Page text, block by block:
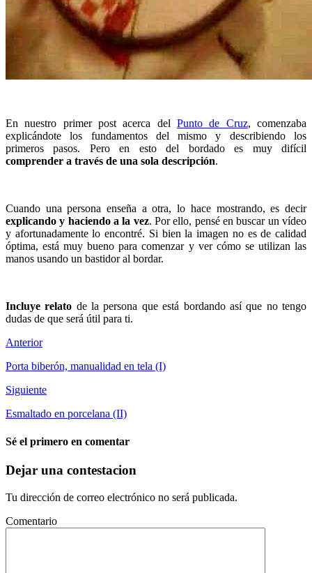
En nuestro primer post acerca del Punto de Cruz, comenzaba
explicándote los fundamentos del mismo y describiendo los
primeros pasos. Pero en esto del bordado es muy difícil
comprender a través de una sola descripción.
Cuando una persona enseña a otra, lo hace mostrando, es decir
explicando y haciendo a la vez. Por ello, pensé en buscar un vídeo
y afortunadamente lo encontré. Si bien la imagen no es de calidad
óptima, está muy bueno para comenzar y ver cómo se utilizan las
manos usando un bastidor al bordar.
Incluye relato de la persona que está bordando así que no tengo
dudas de que será útil para ti.
Anterior
Porta biberón, manualidad en tela (I)
Siguiente
Esmaltado en porcelana (II)
Sé el primero en comentar
Dejar una contestacion
Tu dirección de correo electrónico no será publicada.
Comentario